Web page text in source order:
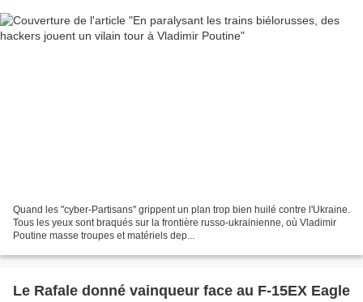
Quand les "cyber-Partisans" grippent un plan trop bien huilé contre l'Ukraine.
Tous les yeux sont braqués sur la frontière russo-ukrainienne, où Vladimir
Poutine masse troupes et matériels dep...
Le Rafale donné vainqueur face au F-15EX Eagle